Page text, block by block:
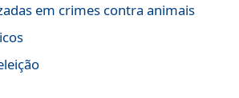
em crimes contra animais